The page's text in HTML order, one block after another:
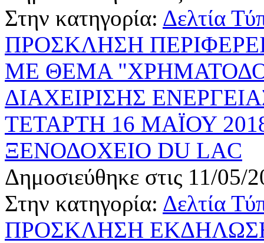
Στην κατηγορία: Δελτία
ΠΡΟΣΚΛΗΣΗ
ΜΕ ΘΕΜΑ
ΔΙΑΧΕΙΡΙΣΗΣ
ΤΕΤΑΡΤΗ 16 ΜΑΪΟΥ
ΞΕΝΟΔΟΧΕΙΟ DU LAC
Δημοσιεύθηκε στις 11/05/
Στην κατηγορία: Δελτία
ΠΡΟΣΚΛΗΣΗ